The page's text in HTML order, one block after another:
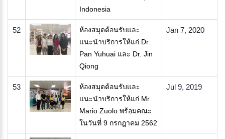
Indonesia
52
ห้องสมุดต้อนรับและ
แนะนำบริการให้แก่ Dr.
Pan Yuhuai และ Dr. Jin
Qiong
Jan 7, 2020
53
ห้องสมุดต้อนรับและ
แนะนำบริการให้แก่ Mr.
Mario Zuolo พร้อมคณะ
ในวันที่ 9 กรกฎาคม 2562
Jul 9, 2019